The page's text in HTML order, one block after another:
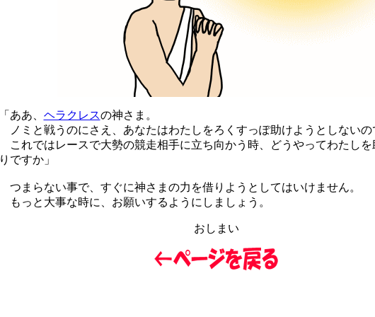
「ああ、 ヘラクレスの神さま。
ノミと戦うのにさえ、あなたはわたしをろくすっぽ助けようとしないの
これではレースで大勢の競走相手に立ち向かう時、どうやってわたしを
りですか」
つまらない事で、すぐに神さまの力を借りようとしてはいけません。
もっと大事な時に、お願いするようにしましょう。
おしまい